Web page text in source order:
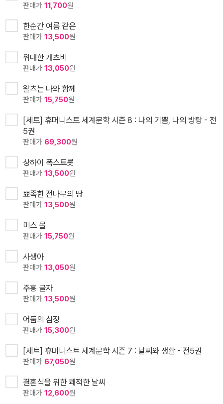
판매가 11,700원
한순간 여름 같은
판매가 13,500원
위대한 개츠비
판매가 13,050원
왈츠는 나와 함께
판매가 15,750원
[세트] 휴머니스트 세계문학 시즌 8 : 나의 기쁨, 나의 방탕 - 전
5권
판매가 69,300원
상하이 폭스트롯
판매가 13,500원
뾰족한 전나무의 땅
판매가 13,500원
미스 몰
판매가 15,750원
사생아
판매가 13,050원
주홍 글자
판매가 13,500원
어둠의 심장
판매가 15,300원
[세트] 휴머니스트 세계문학 시즌 7 : 날씨와 생활 - 전5권
판매가 67,050원
결혼식을 위한 쾌적한 날씨
판매가 12,600원